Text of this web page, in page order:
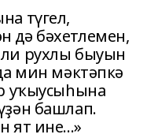
түгел,
дә бәхетлемен,
рухлы быуын
мин мәктәпкә
уҡыусыһына
башлап.
ят ине...»